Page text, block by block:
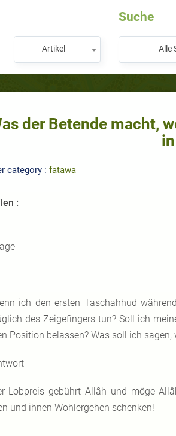
Suche
Artikel Alle
der Betende macht,
category : fatawa
:
ich den ersten Taschahhud
des Zeigefingers tun? Soll ich
Position belassen? Was soll ich
Lobpreis gebührt Allâh und möge
und ihnen Wohlergehen schenken!